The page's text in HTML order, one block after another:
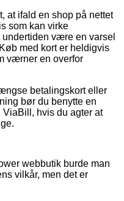
at ifald en shop på nettet
som kan virke
være en varsel
med kort er heldigvis
værner en overfor
betalingskort eller
bør du benytte en
hvis du agter at
webbutik burde man
vilkår, men det er